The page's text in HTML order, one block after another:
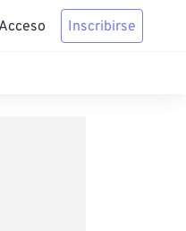
Acceso Inscribirse